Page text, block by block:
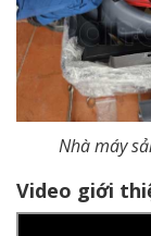
Nhà máy
Video giới